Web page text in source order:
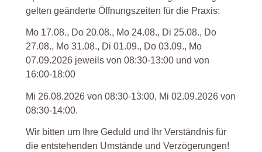
gelten geänderte Öffnungszeiten für die Praxis:
Mo 17.08., Do 20.08., Mo 24.08., Di 25.08., Do
27.08., Mo 31.08., Di 01.09., Do 03.09., Mo
07.09.2026 jeweils von 08:30-13:00 und von
16:00-18:00
Mi 26.08.2026 von 08:30-13:00, Mi 02.09.2026 von
08:30-14:00.
Wir bitten um Ihre Geduld und Ihr Verständnis für
die entstehenden Umstände und Verzögerungen!